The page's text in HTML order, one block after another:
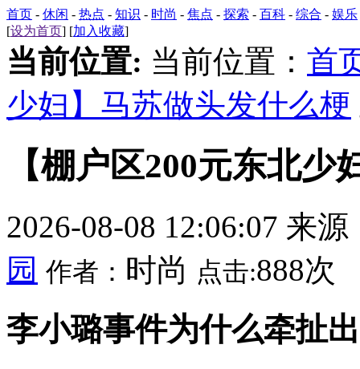
首页 - 休闲 - 热点 - 知识 - 时尚 - 焦点 - 探索 - 百科 - 综合 - 娱乐
[设为首页] [加入收藏]
当前位置: 当前位置： 首
少妇】马苏做头发什么梗
【棚户区200元东北
2026-08-08 12:06:07 来源
园 作者： 时尚 点击:888次
李小璐事件为什么牵扯